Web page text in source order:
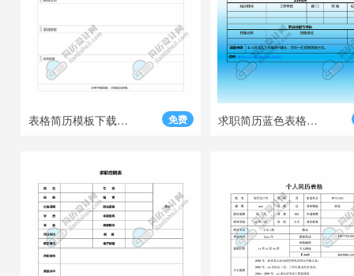
免费
表格简历模板下载免费 求职简历蓝色表格简历